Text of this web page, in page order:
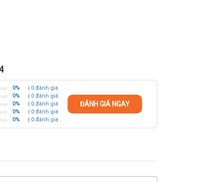
0%
| 0 đánh giá
0%
| 0 đánh giá
0%
| 0 đánh giá
0%
| 0 đánh giá
0% | 0 đánh giá
ĐÁNH GIÁ NGAY